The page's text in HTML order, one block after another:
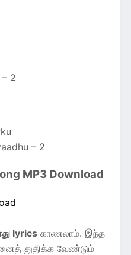
2
– 2
MP3 Download
lyrics காணலாம். இந்த
துதிக்க வேண்டும்